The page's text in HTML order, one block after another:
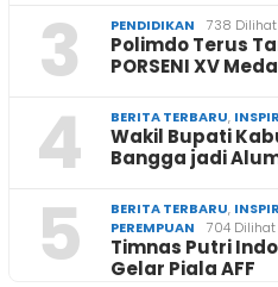
3 PENDIDIKAN 738 Dilihat
Polimdo Terus
PORSENI XV
4 BERITA TERBARU,
Wakil Bupati
Bangga jadi
5 BERITA TERBARU,
PEREMPUAN
704 Dilihat
Timnas Putri
Gelar Piala AFF